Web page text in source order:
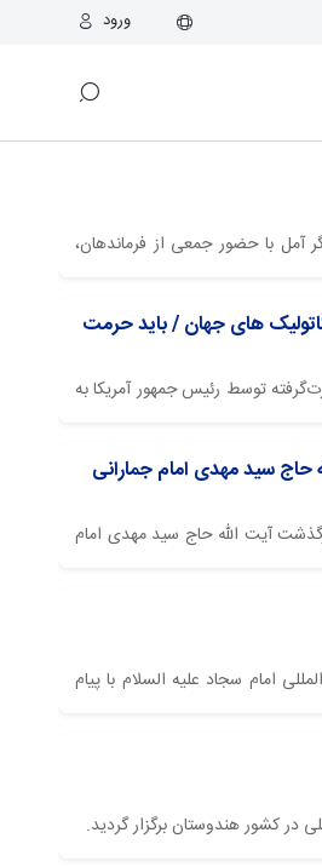
ورود
شهرستان هزارسنگر آمل با حضور جمعی از فرماندهان،
های جهان / باید حرمت
توسط رئیس جمهور آمریکا به
که به مقام شامخ...
حاج سید مهدی امام جمارانی
آيت الله حاج سید مهدی امام
امام سجاد علیه السلام با پیام
در کشور هندوستان برگزار گردید.